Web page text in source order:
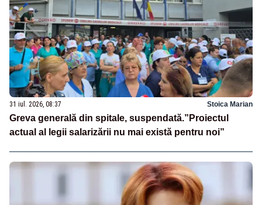
31 iul. 2026, 08:37 Stoica Marian
Greva generală din spitale, suspendată.”Proiectul
actual al legii salarizării nu mai există pentru noi”